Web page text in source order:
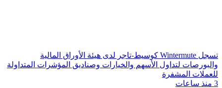
تسجل Wintermute كوسيط-تاجر لدى هيئة الأوراق المالية
والبورصات لتداول الأسهم والخيارات وصناديق المؤشرات المتداولة
للعملات المشفرة
3 منذ ساعات